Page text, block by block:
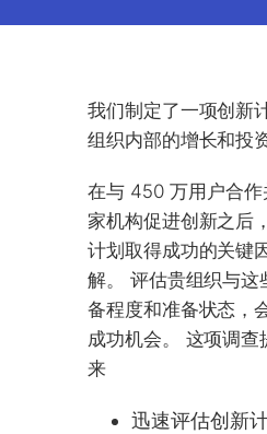
我们制定了一项创新
组织内部的增长和投
在与 450 万用户合
家机构促进创新之后
计划取得成功的关键
解。 评估贵组织与这
备程度和准备状态，
成功机会。 这项调查
来
迅速评估创新